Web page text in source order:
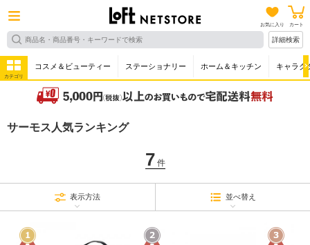
お気に入り カート
詳細検索
カテゴリ
コスメ＆ビューティー ステーショナリー ホーム＆キッチン キャラク
サーモス人気ランキング
7 件
表示方法 並べ替え